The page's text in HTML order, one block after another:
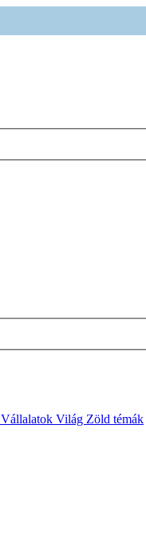
Vállalatok Világ Zöld témák